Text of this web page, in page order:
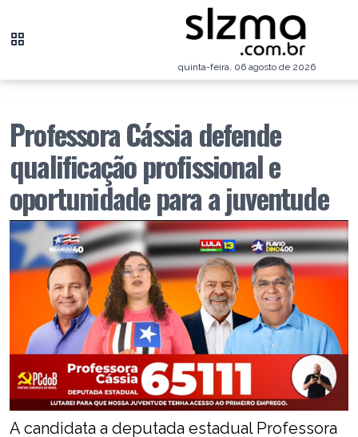
quinta-feira, 06 agosto de 2026
Professora Cássia defende
qualificação profissional e
oportunidade para a juventude
A candidata a deputada estadual Professora